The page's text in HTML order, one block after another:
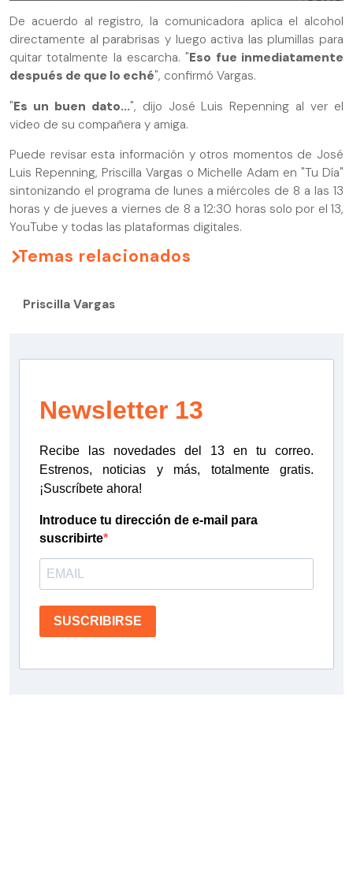
De acuerdo al registro, la comunicadora aplica el alcohol
directamente al parabrisas y luego activa las plumillas para
quitar totalmente la escarcha. "Eso fue inmediatamente
después de que lo eché", confirmó Vargas.
"Es un buen dato...", dijo José Luis Repenning al ver el
video de su compañera y amiga.
Puede revisar esta información y otros momentos de José
Luis Repenning, Priscilla Vargas o Michelle Adam en "Tu Día"
sintonizando el programa de lunes a miércoles de 8 a las 13
horas y de jueves a viernes de 8 a 12:30 horas solo por el 13,
YouTube y todas las plataformas digitales.
Temas relacionados
Priscilla Vargas
Newsletter 13
Recibe las novedades del 13 en tu correo.
Estrenos, noticias y más, totalmente gratis.
¡Suscríbete ahora!
Introduce tu dirección de e-mail para
suscribirte
SUSCRIBIRSE